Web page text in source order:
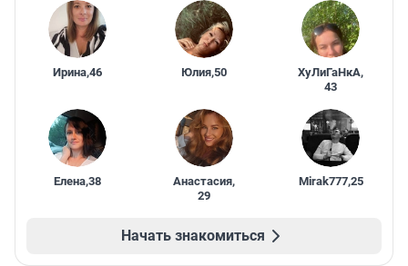
Ирина,46 Юлия,50 ХуЛиГаНкА,
43
Елена,38 Анастасия,
29
Mirak777,25
Начать знакомиться